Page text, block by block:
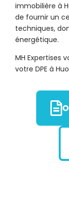
immobilière à
de fournir un
techniques,
énergétique.
MH Expertises
votre DPE à